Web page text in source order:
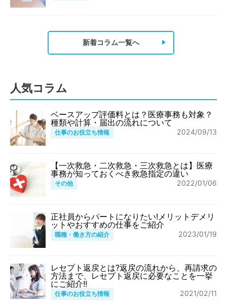
新着コラム一覧へ
人気コラム
ベースアップ評価料とは？医療事務も対象？
種類や計算・届出の流れについて
仕事のお役立ち情報 2024/09/13
【一次救急・二次救急・三次救急とは】医療
事務が知っておくべき救急指定の違い
その他 2022/01/06
正社員からパートになりたい!メリットデメリ
ットやおすすめの仕事をご紹介
職種・働き方の紹介 2023/01/19
レセプト返戻とは?返戻の流れから、再請求の
方法まで、レセプト返戻に必要なことを一挙
にご紹介!!
仕事のお役立ち情報 2021/02/11